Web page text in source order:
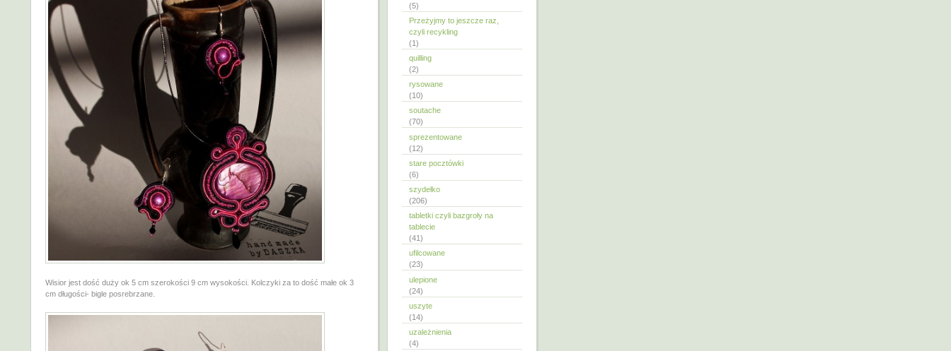
Wisior jest dość duży ok 5 cm szerokości 9 cm wysokości. Kolczyki za to dość małe ok 3
cm długości- bigle posrebrzane.
(5)
Przeżyjmy to jeszcze raz,
czyli recykling
(1)
quilling
(2)
rysowane
(10)
soutache
(70)
sprezentowane
(12)
stare pocztówki
(6)
szydełko
(206)
tabletki czyli bazgroły na
tablecie
(41)
ufilcowane
(23)
ulepione
(24)
uszyte
(14)
uzależnienia
(4)